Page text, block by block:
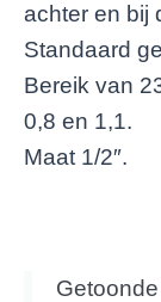
achter en bij
Standaard
Bereik van
0,8 en 1,1.
Maat 1/2″.